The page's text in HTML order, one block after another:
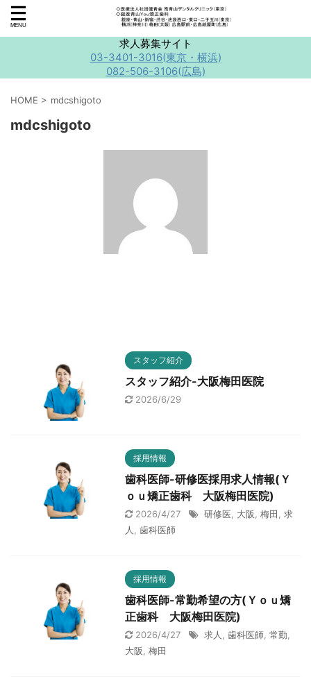
求人募集サイト
03-3401-3016(東京・横浜)
082-506-3106(広島)
HOME > mdcshigoto
mdcshigoto
スタッフ紹介
スタッフ紹介-大阪梅田医院
2026/6/29
採用情報
歯科医師-研修医採用求人情報(Ｙ
ｏｕ矯正歯科 大阪梅田医院)
2026/4/27 研修医 大阪 梅田
求
人
歯科医師
採用情報
歯科医師-常勤希望の方(Ｙｏｕ矯
正歯科 大阪梅田医院)
2026/4/27 求人 歯科医師 常勤
大阪
梅田